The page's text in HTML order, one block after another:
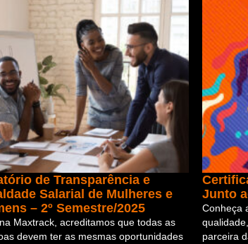
de Transparência e
Salarial de Mulheres e
– 2º Semestre/2025
Maxtrack, acreditamos que todas as
devem ter as mesmas oportunidades
Junto
Conheça
parceira